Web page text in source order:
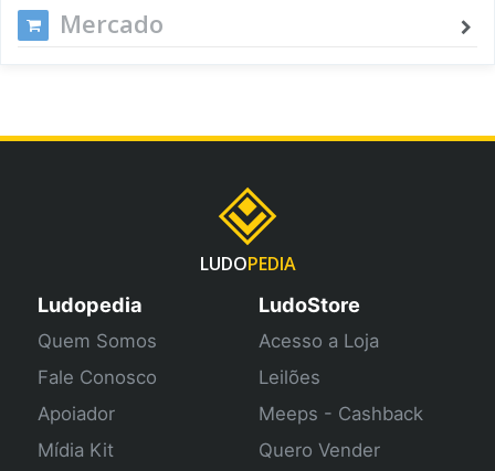
Mercado
LUDOPEDIA
Ludopedia
Quem Somos
Fale Conosco
Apoiador
Mídia Kit
LudoStore
Acesso a Loja
Leilões
Meeps - Cashback
Quero Vender